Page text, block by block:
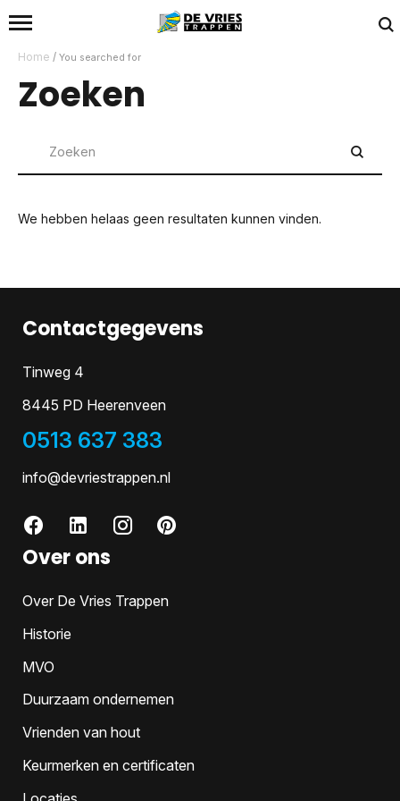
Home / You searched for
Zoeken
We hebben helaas geen resultaten kunnen vinden.
Over ons
Over De Vries Trappen
Historie
MVO
Duurzaam ondernemen
Vrienden van hout
Keurmerken en certificaten
Contactgegevens
Tinweg 4
8445 PD Heerenveen
0513 637 383
info@devriestrappen.nl